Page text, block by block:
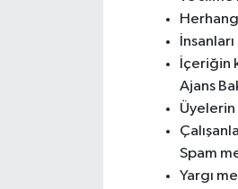
İçeriğin
Ajans
Üyelerin
Spam
Yargı